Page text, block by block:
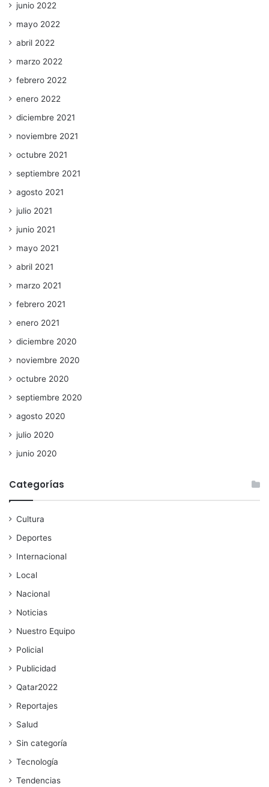
junio 2022
mayo 2022
abril 2022
marzo 2022
febrero 2022
enero 2022
diciembre 2021
noviembre 2021
octubre 2021
septiembre 2021
agosto 2021
julio 2021
junio 2021
mayo 2021
abril 2021
marzo 2021
febrero 2021
enero 2021
diciembre 2020
noviembre 2020
octubre 2020
septiembre 2020
agosto 2020
julio 2020
junio 2020
Categorías
Cultura
Deportes
Internacional
Local
Nacional
Noticias
Nuestro Equipo
Policial
Publicidad
Qatar2022
Reportajes
Salud
Sin categoría
Tecnología
Tendencias